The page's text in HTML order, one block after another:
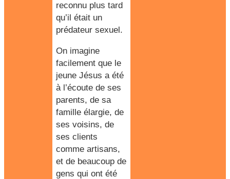
reconnu plus tard
qu’il était un
prédateur sexuel.
On imagine
facilement que le
jeune Jésus a été
à l’écoute de ses
parents, de sa
famille élargie, de
ses voisins, de
ses clients
comme artisans,
et de beaucoup de
gens qui ont été